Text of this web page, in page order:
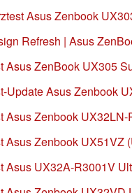
Asus Zenbook
Refresh | Asus
Asus ZenBook UX305
Update Asus Zenbook
Asus Zenbook
Asus Zenbook UX51VZ
Asus UX32A-R3001V